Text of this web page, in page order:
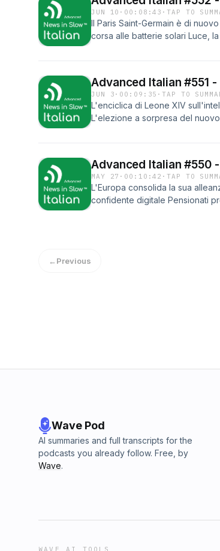
JUN 10 · 00:08:43 ·TAP TO
Il Paris Saint-Germain è di
corsa alle batterie solari Luce,
Advanced Italian #551
JUN 3 · 00:09:35 ·TAP TO
L'enciclica di Leone XIV
L'elezione a sorpresa del
Advanced Italian #550
MAY 27 · 00:10:42 ·TAP TO
L'Europa consolida la sua
confidente digitale Pensionati
←Previous
Wave Pod
AI summaries and full transcripts for the
podcasts you already follow. Free, by
Wave.
WAVE AI TOOLS